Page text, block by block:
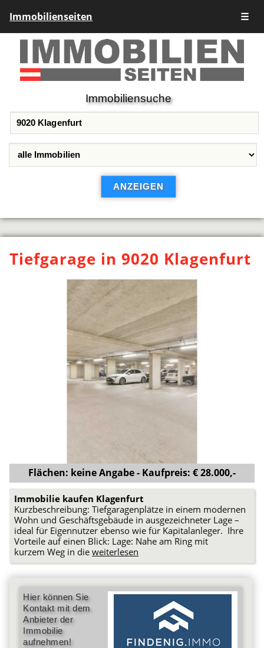
Immobilienseiten ☰
Immobiliensuche
Tiefgarage in 9020 Klagenfurt
Flächen: keine Angabe - Kaufpreis: € 28.000,-
Immobilie kaufen Klagenfurt
Kurzbeschreibung: Tiefgaragenplätze in einem modernen
Wohn und Geschäftsgebäude in ausgezeichneter Lage –
ideal für Eigennutzer ebenso wie für Kapitalanleger. Ihre
Vorteile auf einen Blick: Lage: Nahe am Ring mit
kurzem Weg in dieweiterlesen
Hier können Sie
Kontakt mit dem
Anbieter der
Immobilie
aufnehmen!